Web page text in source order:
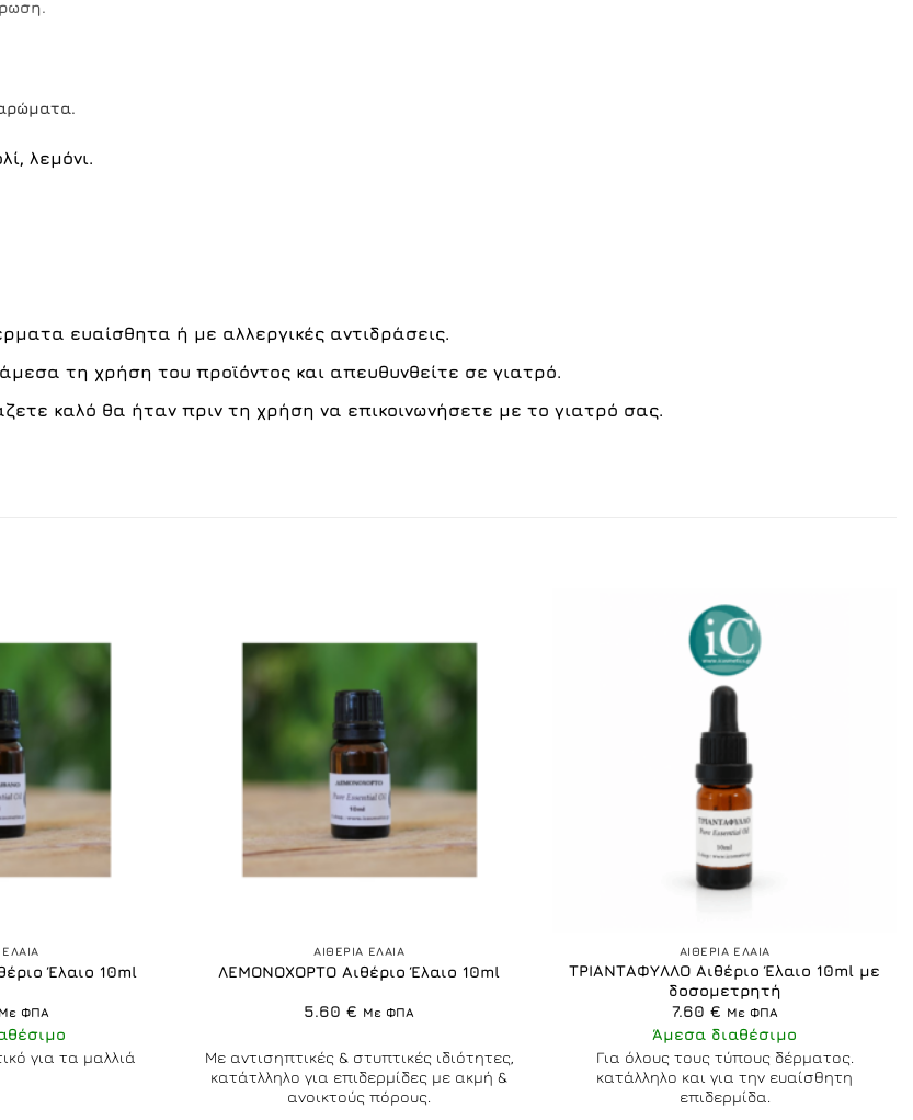
λεμόνι
ευαίσθητα ή με αλλεργικές αντιδράσεις.
τη χρήση του προϊόντος και απευθυνθείτε σε γιατρό.
καλό θα ήταν πριν τη χρήση να επικοινωνήσετε με το γιατρό σας.
Έλαιο 10ml
Με ΦΠΑ
για τα μαλλιά
ΑΙΘΕΡΙΑ ΕΛΑΙΑ
ΛΕΜΟΝΟΧΟΡΤΟ Αιθέριο Έλαιο 10ml
5.60€ Με ΦΠΑ
Με αντισηπτικές & στυπτικές ιδιότητες,
κατάτλληλο για επιδερμίδες με ακμή &
ανοικτούς πόρους.
ΑΙΘΕΡΙΑ ΕΛΑΙΑ
ΤΡΙΑΝΤΑΦΥΛΛΟ Αιθέριο Έλαιο 10ml με
δοσομετρητή
7.60 € Με ΦΠΑ
Άμεσα διαθέσιμο
Για όλους τους τύπους δέρματος.
κατάλληλο και για την ευαίσθητη
επιδερμίδα.